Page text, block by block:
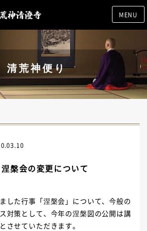
MENU
清荒神便り
槃会の変更について
した行事「涅槃会」について、今般の
対策として、今年の涅槃図の公開は講
させていただきます。